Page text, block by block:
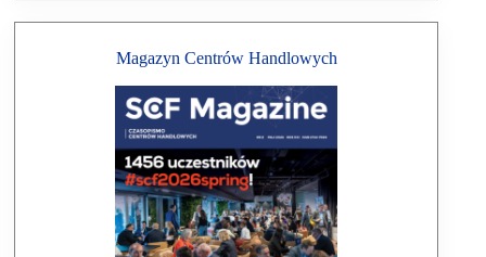
Magazyn Centrów Handlowych